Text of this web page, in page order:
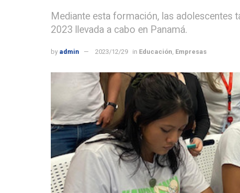
Mediante esta formación, las adolescentes
2023 llevada a cabo en Panamá.
by admin 2023/12/29 in Educación Empresas